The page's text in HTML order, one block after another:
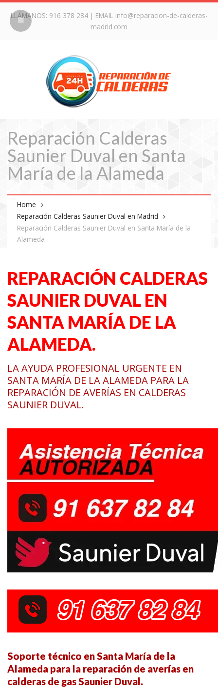
LLÁMANOS: 916 378 284| EMAIL info@reparacion-de-calderas-
madrid.com
Reparación Calderas
Saunier Duval en Santa
María de la Alameda
Home
Reparación Calderas Saunier Duval en Madrid
Reparación Calderas Saunier Duval en Santa María de la
Alameda
REPARACIÓN CALDERAS
SAUNIER DUVAL EN
SANTA MARÍA DE LA
ALAMEDA.
LA AYUDA PROFESIONAL URGENTE EN
SANTA MARÍA DE LA ALAMEDA PARA LA
REPARACIÓN DE AVERÍAS EN CALDERAS
SAUNIER DUVAL.
Soporte técnico en Santa María de la
Alameda para la reparación de averías en
calderas de gas Saunier Duval.